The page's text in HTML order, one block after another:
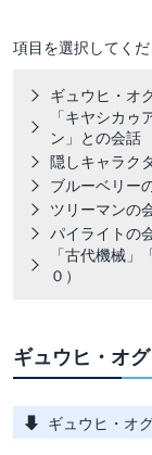
項目を選択してくだ
ギュウヒ・オ
「キヤシカ
ン」との会話
隠しキャラク
ブルーベリー
ツリーマンの
パイライトの
「古代機械
０）
ギュウヒ・オ
ギュウヒ・オ